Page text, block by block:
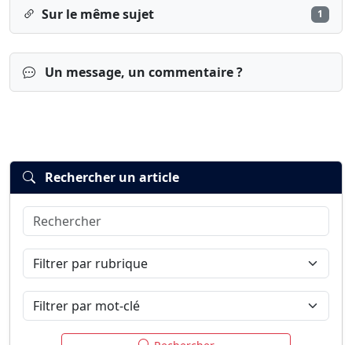
Sur le même sujet 1
Un message, un commentaire ?
Connexion
Rechercher un article
Rechercher
Filtrer par rubrique
Filtrer par mot-clé